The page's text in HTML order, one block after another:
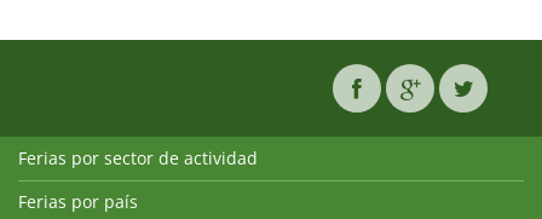
Ferias por sector de actividad
Ferias por país